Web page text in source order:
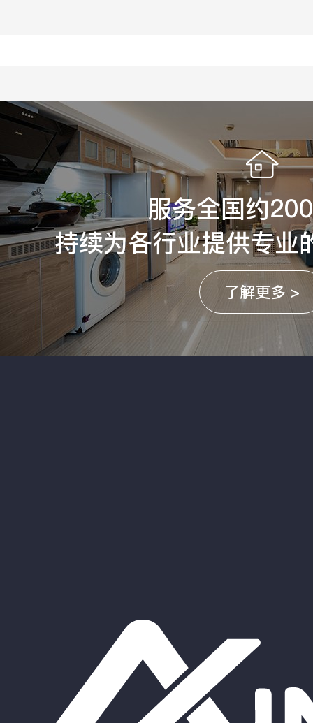
服务全国约
持续为各行业提供专业
了解更多 >